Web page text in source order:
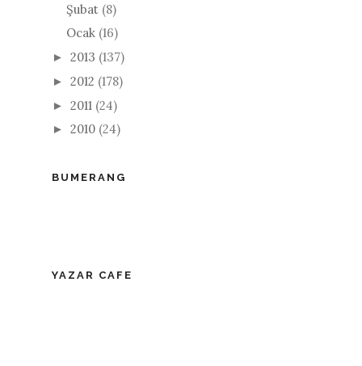
Şubat (8)
Ocak (16)
► 2013 (137)
► 2012 (178)
► 2011 (24)
► 2010 (24)
BUMERANG
YAZAR CAFE